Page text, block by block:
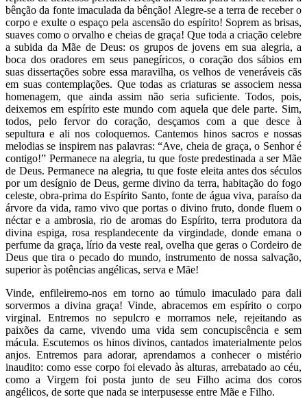
bênção da fonte imaculada da bênção! Alegre-se a terra de receber o
corpo e exulte o espaço pela ascensão do espírito! Soprem as brisas,
suaves como o orvalho e cheias de graça! Que toda a criação celebre
a subida da Mãe de Deus: os grupos de jovens em sua alegria, a
boca dos oradores em seus panegíricos, o coração dos sábios em
suas dissertações sobre essa maravilha, os velhos de veneráveis cãs
em suas contemplações. Que todas as criaturas se associem nessa
homenagem, que ainda assim não seria suficiente. Todos, pois,
deixemos em espírito este mundo com aquela que dele parte. Sim,
todos, pelo fervor do coração, desçamos com a que desce à
sepultura e ali nos coloquemos. Cantemos hinos sacros e nossas
melodias se inspirem nas palavras: “Ave, cheia de graça, o Senhor é
contigo!” Permanece na alegria, tu que foste predestinada a ser Mãe
de Deus. Permanece na alegria, tu que foste eleita antes dos séculos
por um desígnio de Deus, germe divino da terra, habitação do fogo
celeste, obra-prima do Espírito Santo, fonte de água viva, paraíso da
árvore da vida, ramo vivo que portas o divino fruto, donde fluem o
néctar e a ambrosia, rio de aromas do Espírito, terra produtora da
divina espiga, rosa resplandecente da virgindade, donde emana o
perfume da graça, lírio da veste real, ovelha que geras o Cordeiro de
Deus que tira o pecado do mundo, instrumento de nossa salvação,
superior às potências angélicas, serva e Mãe!
Vinde, enfileiremo-nos em torno ao túmulo imaculado para dali
sorvermos a divina graça! Vinde, abracemos em espírito o corpo
virginal. Entremos no sepulcro e morramos nele, rejeitando as
paixões da carne, vivendo uma vida sem concupiscência e sem
mácula. Escutemos os hinos divinos, cantados imaterialmente pelos
anjos. Entremos para adorar, aprendamos a conhecer o mistério
inaudito: como esse corpo foi elevado às alturas, arrebatado ao céu,
como a Virgem foi posta junto de seu Filho acima dos coros
angélicos, de sorte que nada se interpusesse entre Mãe e Filho.